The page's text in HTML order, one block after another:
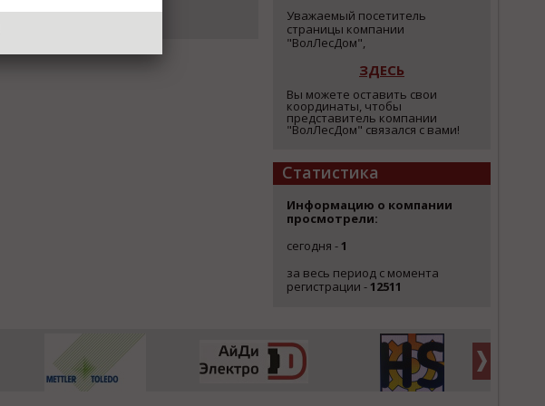
Уважаемый посетитель
страницы компании
"ВолЛесДом",
ЗДЕСЬ
Вы можете оставить свои
координаты, чтобы
представитель компании
"ВолЛесДом" связался с вами!
Статистика
Информацию о компании
просмотрели:
сегодня -1
за весь период с момента
регистрации -12511